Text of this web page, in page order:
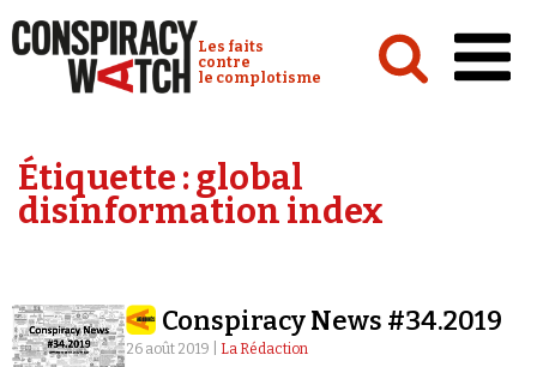
Conspiracy Watch :
Les faits
contre
le complotisme
Analyses
Émissions
Étiquette :global
disinformation index
Conspiracy News #34.2019
26 août 2019 | La Rédaction